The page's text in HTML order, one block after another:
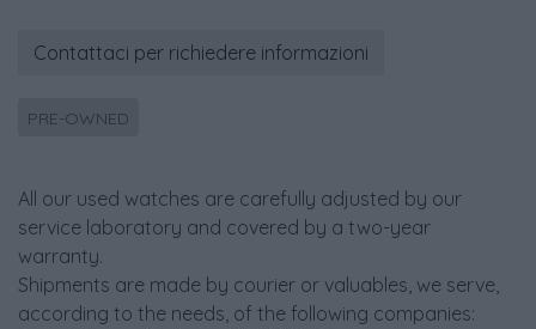
Contattaci per richiedere informazioni
PRE-OWNED
All our used watches are carefully adjusted by our
service laboratory and covered by a two-year
warranty.
Shipments are made by courier or valuables, we serve,
according to the needs, of the following companies: